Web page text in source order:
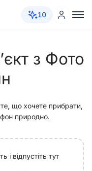
10
з Фото
що хочете прибрати,
фон природно.
і відпустіть тут